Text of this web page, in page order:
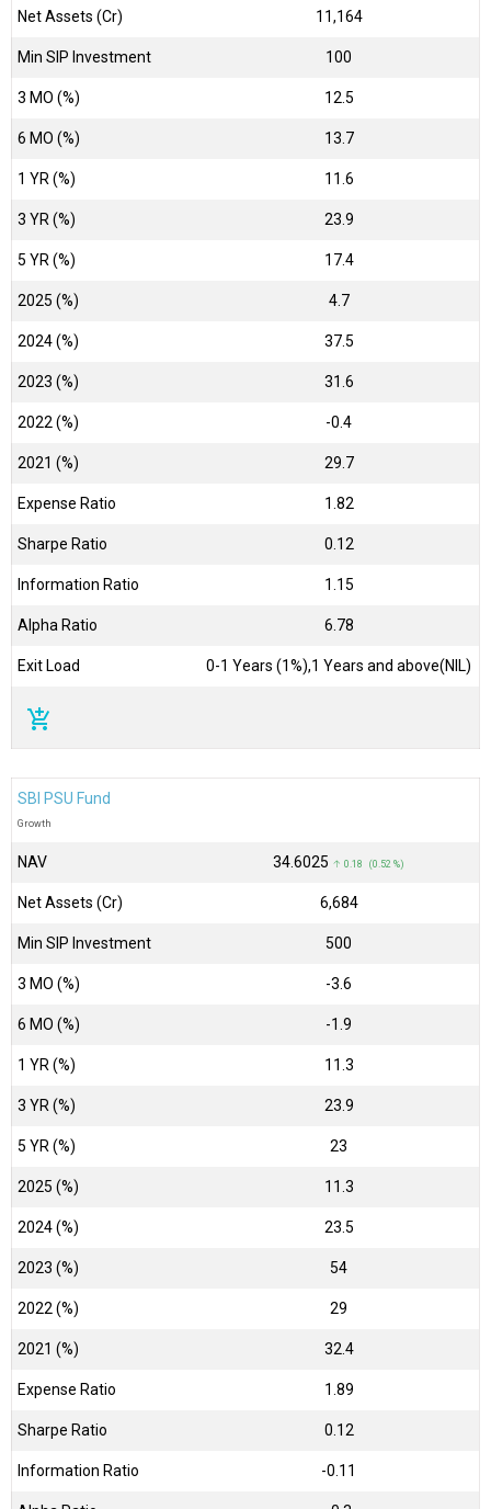
Net Assets (Cr) ₹11,164
Min SIP Investment 100
3 MO (%) 12.5
6 MO (%) 13.7
1 YR (%) 11.6
3 YR (%) 23.9
5 YR (%) 17.4
2025 (%) 4.7
2024 (%) 37.5
2023 (%) 31.6
2022 (%) -0.4
2021 (%) 29.7
Expense Ratio 1.82
Sharpe Ratio 0.12
Information Ratio 1.15
Alpha Ratio 6.78
Exit Load 0-1 Years (1%),1 Years and above(NIL)
add_shopping_cart
SBI PSU Fund
Growth
NAV ₹34.6025 ↑ 0.18 (0.52 %)
Net Assets (Cr) ₹6,684
Min SIP Investment 500
3 MO (%) -3.6
6 MO (%) -1.9
1 YR (%) 11.3
3 YR (%) 23.9
5 YR (%) 23
2025 (%) 11.3
2024 (%) 23.5
2023 (%) 54
2022 (%) 29
2021 (%) 32.4
Expense Ratio 1.89
Sharpe Ratio 0.12
Information Ratio -0.11